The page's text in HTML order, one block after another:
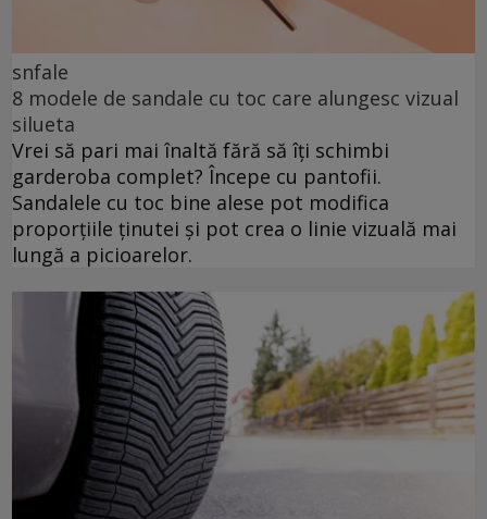
snfale
8 modele de sandale cu toc care alungesc vizual
silueta
Vrei să pari mai înaltă fără să îți schimbi
garderoba complet? Începe cu pantofii.
Sandalele cu toc bine alese pot modifica
proporțiile ținutei și pot crea o linie vizuală mai
lungă a picioarelor.